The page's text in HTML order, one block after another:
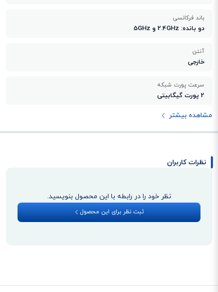
باند فرکانسی
دو بانده: 2.4GHz و 5GHz
آنتن
خارجی
سرعت پورت شبکه
مشاهده بیشتر
نظرات کاربران
نظر خود را در رابطه با این محصول بنویسید.
ثبت نظر برای این محصول